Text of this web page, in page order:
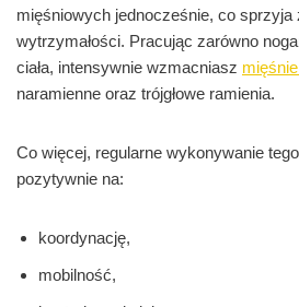
mięśniowych jednocześnie, co sprzyja
wytrzymałości. Pracując zarówno
ciała, intensywnie wzmacniasz
naramienne oraz trójgłowe ramienia.
Co więcej, regularne wykonywanie
pozytywnie na:
koordynację,
mobilność,